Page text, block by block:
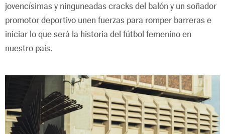
jovencísimas y ninguneadas cracks del balón y un soñador
promotor deportivo unen fuerzas para romper barreras e
iniciar lo que será la historia del fútbol femenino en
nuestro país.